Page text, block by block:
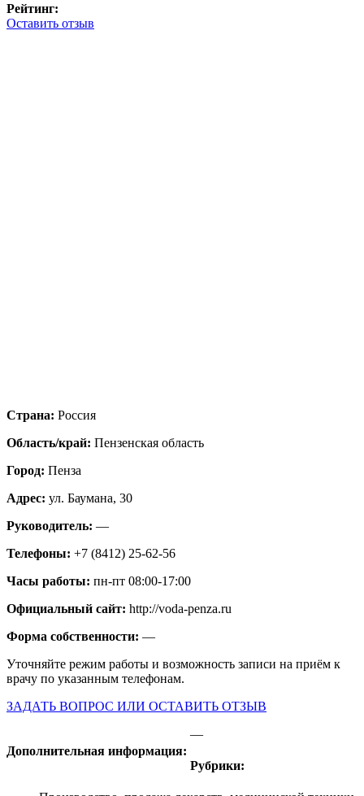
Рейтинг:
Оставить отзыв
Страна: Россия
Область/край: Пензенская область
Город: Пенза
Адрес: ул. Баумана, 30
Руководитель: —
Телефоны: +7 (8412) 25-62-56
Часы работы: пн-пт 08:00-17:00
Официальный сайт: http://voda-penza.ru
Форма собственности: —
Уточняйте режим работы и возможность записи на приём к
врачу по указанным телефонам.
ЗАДАТЬ ВОПРОС ИЛИ ОСТАВИТЬ ОТЗЫВ
Дополнительная информация:
—
Рубрики: